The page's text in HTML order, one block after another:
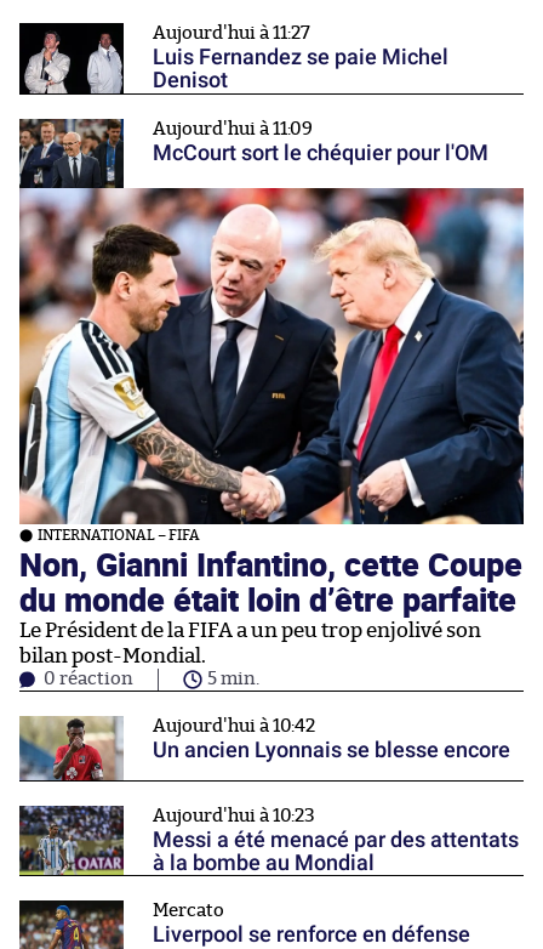
Aujourd'hui à 11:27
Luis Fernandez se paie Michel
Denisot
Aujourd'hui à 11:09
McCourt sort le chéquier pour l'OM
INTERNATIONAL – FIFA
Non, Gianni Infantino, cette Coupe
du monde était loin d’être parfaite
Le Président de la FIFA a un peu trop enjolivé son
bilan post-Mondial.
0 réaction 5 min.
Aujourd'hui à 10:42
Un ancien Lyonnais se blesse encore
Aujourd'hui à 10:23
Messi a été menacé par des attentats
à la bombe au Mondial
Mercato
Liverpool se renforce en défense